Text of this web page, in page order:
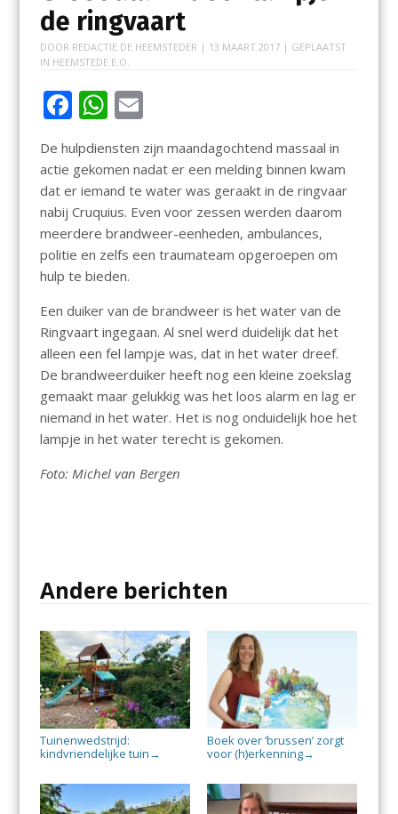
de ringvaart
DOOR REDACTIE DE HEEMSTEDER | 13 MAART 2017| GEPLAATST
IN HEEMSTEDE E.O.
F
ac
e
b
o
o
k
W
at
s
A
p
p
E
ai
l
De hulpdiensten zijn maandagochtend massaal in
actie gekomen nadat er een melding binnen kwam
dat er iemand te water was geraakt in de ringvaar
nabij Cruquius. Even voor zessen werden daarom
meerdere brandweer-eenheden, ambulances,
politie en zelfs een traumateam opgeroepen om
hulp te bieden.
Een duiker van de brandweer is het water van de
Ringvaart ingegaan. Al snel werd duidelijk dat het
alleen een fel lampje was, dat in het water dreef.
De brandweerduiker heeft nog een kleine zoekslag
gemaakt maar gelukkig was het loos alarm en lag er
niemand in het water. Het is nog onduidelijk hoe het
lampje in het water terecht is gekomen.
Foto: Michel van Bergen
Andere berichten
Tuinenwedstrijd:
kindvriendelijke tuin →
Boek over ‘brussen’ zorgt
voor (h)erkenning→